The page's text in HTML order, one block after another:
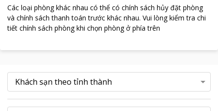
Các loại phòng khác nhau có thể có chính sách hủy đặt phòng
và chính sách thanh toán trước khác nhau. Vui lòng kiểm tra chi
tiết chính sách phòng khi chọn phòng ở phía trên